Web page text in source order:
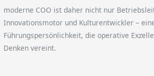
moderne COO ist daher nicht nur
Innovationsmotor und Kulturentwickler –
Führungspersönlichkeit, die operative
Denken vereint.